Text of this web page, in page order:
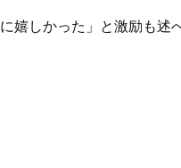
嬉しかった」と激励も述